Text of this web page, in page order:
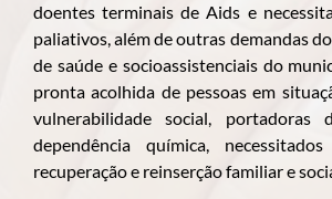
doentes terminais de Aids e
paliativos, além de outras demandas
de saúde e socioassistenciais do
pronta acolhida de pessoas em
vulnerabilidade social, portadoras
dependência química,
recuperação e reinserção familiar e